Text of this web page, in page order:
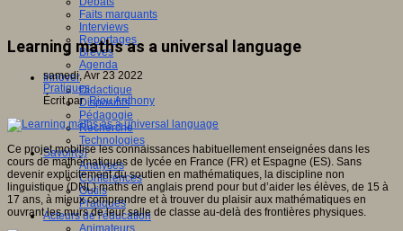
Faits marquants
Interviews
Reportages
Brèves
Agenda
Innover
Didactique
Dispositifs
Pédagogie
Recherche
Technologies
Savoir(s)
Analyses
Conférences
Outils
Pratiques
Acteurs de l'éducation
Animateurs
Learning maths as a universal language
samedi, Avr 23 2022
Pratiques
Écrit parRiou Anthony
Ce projet mobilise les connaissances habituellement enseignées dans les
cours de mathématiques de lycée en France (FR) et Espagne (ES). Sans
devenir explicitement du soutien en mathématiques, la discipline non
linguistique (DNL) maths en anglais prend pour but d’aider les élèves, de 15 à
17 ans, à mieux comprendre et à trouver du plaisir aux mathématiques en
ouvrant les murs de leur salle de classe au-delà des frontières physiques.